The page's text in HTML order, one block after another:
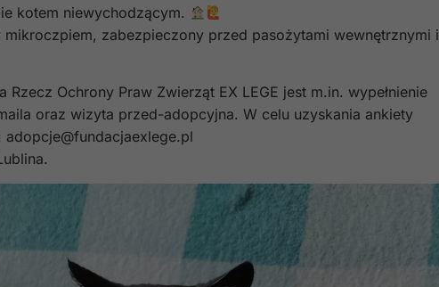
kotem niewychodzącym.
zabezpieczony przed pasożytami wewnętrznymi i
Ochrony Praw Zwierząt EX LEGE jest m.in. wypełnienie
oraz wizyta przed-adopcyjna. W celu uzyskania ankiety